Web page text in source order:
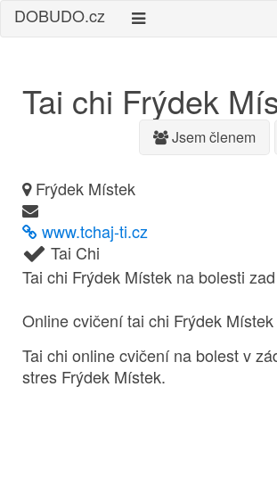
DOBUDO.cz
Tai chi Frýdek
Jsem členem
Frýdek Místek
www.tchaj-ti.cz
Tai Chi
Tai chi Frýdek Místek na bolesti
Online cvičení tai chi Frýdek Místek
Tai chi online cvičení na bolest v
stres Frýdek Místek.